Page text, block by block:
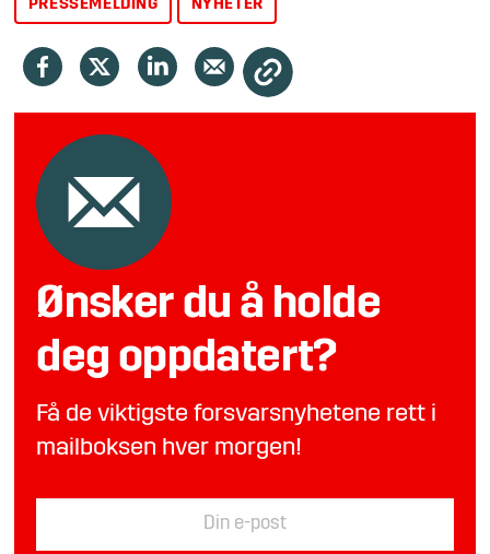
PRESSEMELDING NYHETER
Ønsker du å holde
deg oppdatert?
Få de viktigste forsvarsnyhetene rett i
mailboksen hver morgen!